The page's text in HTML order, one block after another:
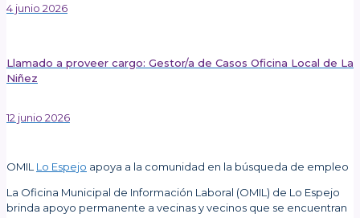
4 junio 2026
Llamado a proveer cargo: Gestor/a de Casos Oficina Local de La
Niñez
12 junio 2026
OMIL Lo Espejo apoya a la comunidad en la búsqueda de empleo
La Oficina Municipal de Información Laboral (OMIL) de Lo Espejo
brinda apoyo permanente a vecinas y vecinos que se encuentran